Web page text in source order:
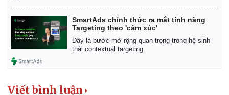
SmartAds chính thức ra mắt tính năng
Targeting theo 'cảm xúc'
Đây là bước mở rộng quan trọng trong hệ sinh
thái contextual targeting.
Viết bình luận